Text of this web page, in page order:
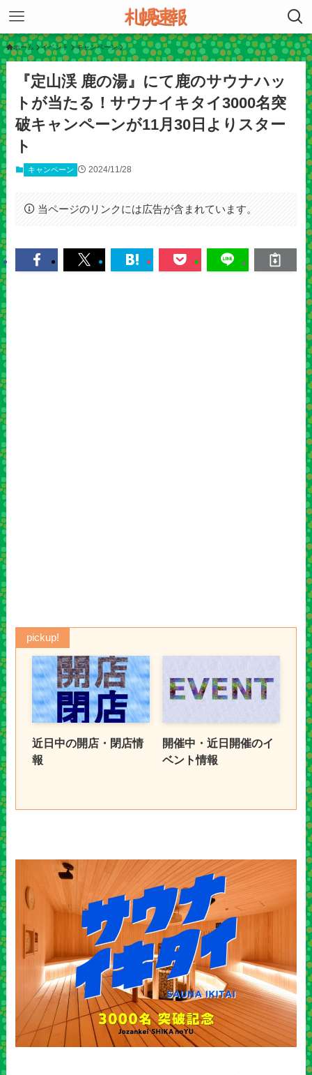
ホーム イベント キャンペーン
『定山渓 鹿の湯』にて鹿のサウナハッ
トが当たる！サウナイキタイ3000名突
破キャンペーンが11月30日よりスター
ト
キャンペーン 2024/11/28
当ページのリンクには広告が含まれています。
pickup!
近日中の開店・閉店情
報
開催中・近日開催のイ
ベント情報